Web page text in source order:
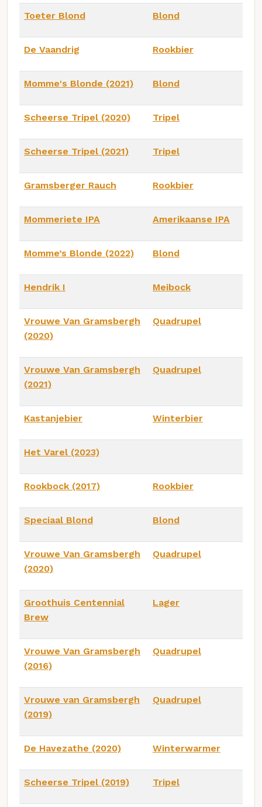
Toeter Blond Blond
De Vaandrig Rookbier
Momme's Blonde (2021) Blond
Scheerse Tripel (2020) Tripel
Scheerse Tripel (2021) Tripel
Gramsberger Rauch Rookbier
Mommeriete IPA Amerikaanse IPA
Momme’s Blonde (2022) Blond
Hendrik I Meibock
Vrouwe Van Gramsbergh
(2020)
Quadrupel
Vrouwe Van Gramsbergh
(2021)
Quadrupel
Kastanjebier Winterbier
Het Varel (2023)
Rookbock (2017) Rookbier
Speciaal Blond Blond
Vrouwe Van Gramsbergh
(2020)
Quadrupel
Groothuis Centennial
Brew
Lager
Vrouwe Van Gramsbergh
(2016)
Quadrupel
Vrouwe van Gramsbergh
(2019)
Quadrupel
De Havezathe (2020) Winterwarmer
Scheerse Tripel (2019) Tripel